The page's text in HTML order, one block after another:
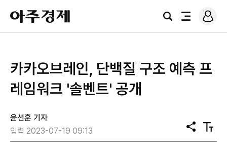
아
주
경
검
전
로
그
카카오브레인, 단백질 구조 예측 프
레임워크 '솔벤트' 공개
윤선훈 기자
입력 2023-07-19 09:13
공
유
텍
스